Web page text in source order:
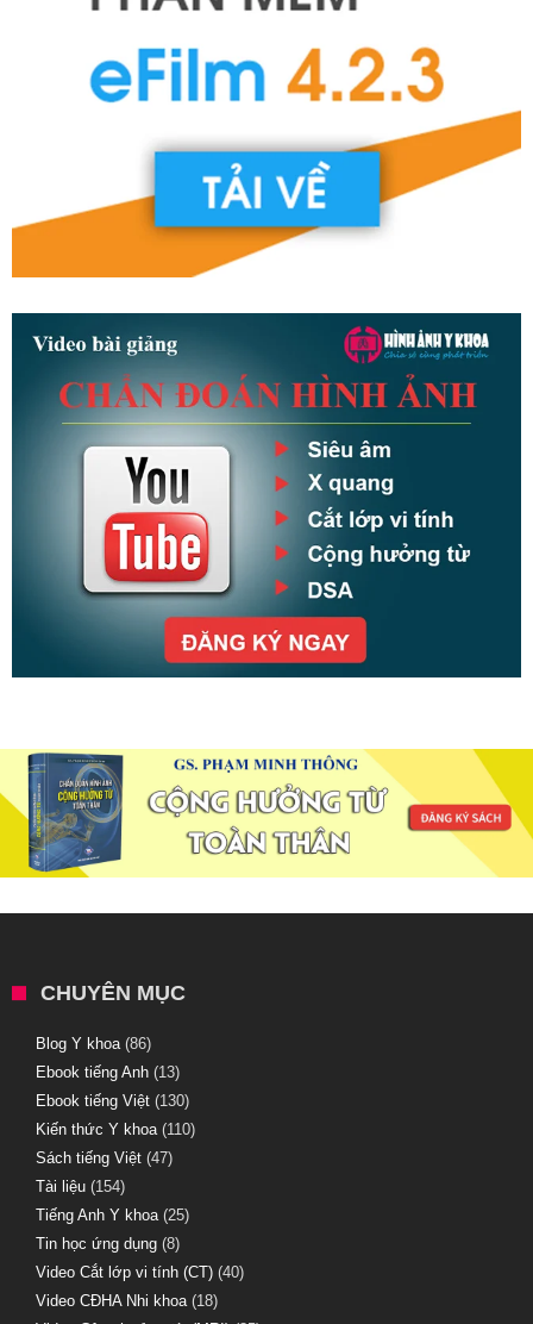
CHUYÊN MỤC
Blog Y khoa(86)
Ebook tiếng Anh (13)
Ebook tiếng Việt (130)
Kiến thức Y khoa(110)
Sách tiếng Việt (47)
Tài liệu (154)
Tiếng Anh Y khoa(25)
Tin học ứng dụng (8)
Video Cắt lớp vi tính (CT) (40)
Video CĐHA Nhi khoa(18)